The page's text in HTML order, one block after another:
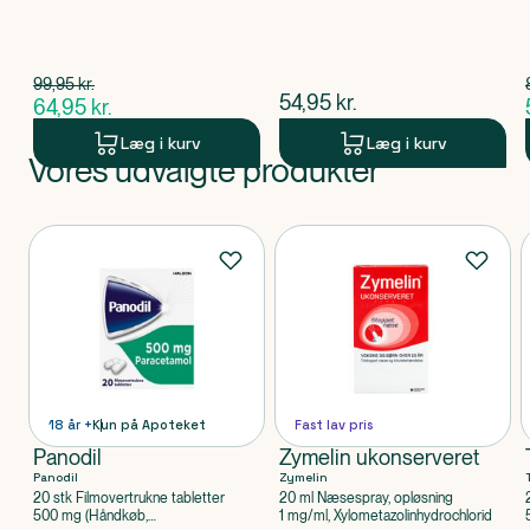
$gammel pris
99,95kr.
Spar 35,00 kr.
$nuværende pris
64,95 kr.
Læg i kurv
$nuværende pris
54,95 kr.
Læg i kurv
Produkt 1 af 0
Vores udvalgte produkter
Produkter
18 år +Kun på Apoteket
Panodil
Panodil
20 stk Filmovertrukne tabletter
500 mg (Håndkøb,
Fast lav pris
Zymelin ukonserveret
Zymelin
20 ml Næsespray, opløsning
1 mg/ml, Xylometazolinhydrochlorid